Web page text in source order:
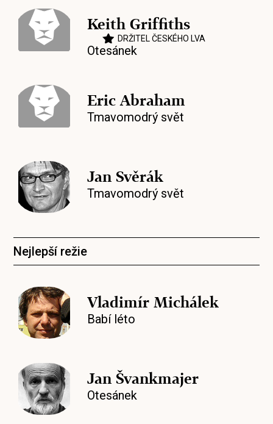
Keith Griffiths
DRŽITEL ČESKÉHO LVA
Otesánek
Eric Abraham
Tmavomodrý svět
Jan Svěrák
Tmavomodrý svět
Nejlepší režie
Vladimír Michálek
Babí léto
Jan Švankmajer
Otesánek